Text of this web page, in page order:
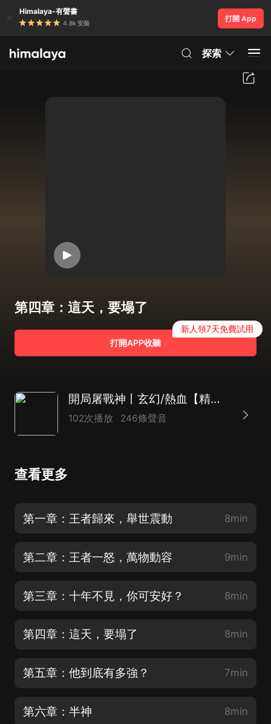
Himalaya-有聲書
4.8k 安裝
打開 App
探索
第四章：這天，要塌了
打開APP收聽
新人領7天免費試用
開局屠戰神丨玄幻/熱血【精品多人有聲劇】
102次播放 246條聲音
查看更多
第一章：王者歸來，舉世震動 8min
第二章：王者一怒，萬物動容 9min
第三章：十年不見，你可安好？ 8min
第四章：這天，要塌了 8min
第五章：他到底有多強？ 7min
第六章：半神 8min